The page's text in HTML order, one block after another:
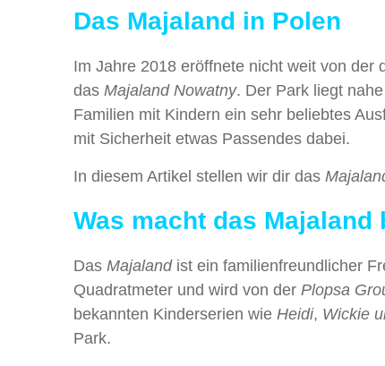
Das Majaland in Polen
Im Jahre 2018 eröffnete nicht weit von der
das Majaland Nowatny. Der Park liegt
Familien mit Kindern ein sehr beliebtes
mit Sicherheit etwas Passendes dabei.
In diesem Artikel stellen wir dir das
Was macht das Majaland
Das Majalandist ein familienfreundlicher
Quadratmeter und wird von der Plopsa
bekannten Kinderserien wie Heidi, Wickie
Park.